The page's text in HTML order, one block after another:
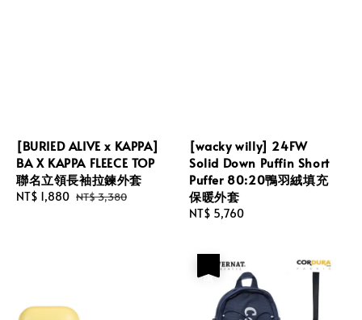
[BURIED ALIVE x KAPPA]
BA X KAPPA FLEECE TOP
聯名立領長袖拉鍊外套
Sale
NT$ 1,880 Regular
NT$ 3,380
[wacky willy] 24FW
Solid Down Puffin Short
Puffer 80:20鴨羽絨填充
保暖外套
Regular
NT$ 5,760